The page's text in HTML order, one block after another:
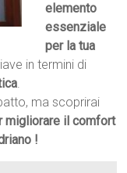
elemento
essenziale
per la tua
in termini di
.
ma scoprirai
migliorare il comfort
!